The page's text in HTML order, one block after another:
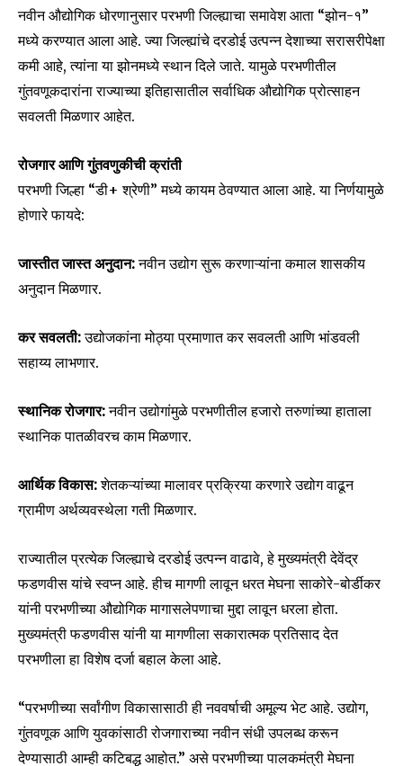
Join our community of
SUBSCRIBERS and be part of the
conversation.
To subscribe, simply enter your email address on our website
or click the subscribe button below. Don't worry, we respect
your privacy and won't spam your inbox. Your information is
safe with us.
SUBSCRIBE
नवीन औद्योगिक धोरणानुसार परभणी जिल्ह्याचा समावेश आता “झोन-१”
मध्ये करण्यात आला आहे. ज्या जिल्ह्यांचे दरडोई उत्पन्न देशाच्या सरासरीपेक्षा
कमी आहे, त्यांना या झोनमध्ये स्थान दिले जाते. यामुळे परभणीतील
गुंतवणूकदारांना राज्याच्या इतिहासातील सर्वाधिक औद्योगिक प्रोत्साहन
सवलती मिळणार आहेत.
रोजगार आणि गुंतवणुकीची क्रांती
परभणी जिल्हा “डी+ श्रेणी” मध्ये कायम ठेवण्यात आला आहे. या निर्णयामुळे
होणारे फायदे:
जास्तीत जास्त अनुदान:नवीन उद्योग सुरू करणाऱ्यांना कमाल शासकीय
अनुदान मिळणार.
कर सवलती:उद्योजकांना मोठ्या प्रमाणात कर सवलती आणि भांडवली
सहाय्य लाभणार.
स्थानिक रोजगार:नवीन उद्योगांमुळे परभणीतील हजारो तरुणांच्या हाताला
स्थानिक पातळीवरच काम मिळणार.
आर्थिक विकास:शेतकऱ्यांच्या मालावर प्रक्रिया करणारे उद्योग वाढून
ग्रामीण अर्थव्यवस्थेला गती मिळणार.
राज्यातील प्रत्येक जिल्ह्याचे दरडोई उत्पन्न वाढावे, हे मुख्यमंत्री देवेंद्र
फडणवीस यांचे स्वप्न आहे. हीच मागणी लावून धरत मेघना साकोरे-बोर्डीकर
यांनी परभणीच्या औद्योगिक मागासलेपणाचा मुद्दा लावून धरला होता.
मुख्यमंत्री फडणवीस यांनी या मागणीला सकारात्मक प्रतिसाद देत
परभणीला हा विशेष दर्जा बहाल केला आहे.
“परभणीच्या सर्वांगीण विकासासाठी ही नववर्षाची अमूल्य भेट आहे. उद्योग,
गुंतवणूक आणि युवकांसाठी रोजगाराच्या नवीन संधी उपलब्ध करून
देण्यासाठी आम्ही कटिबद्ध आहोत.” असे परभणीच्या पालकमंत्री मेघना